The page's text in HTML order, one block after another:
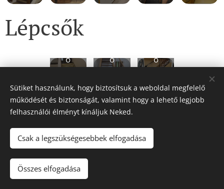
Lépcsők
ő
ssal
ő
rláttal
ő
tás
© 2024 Minden jog fenntartva
Sütiket használunk, hogy biztosítsuk a weboldal megfelelő
működését és biztonságát, valamint hogy a lehető legjobb
felhasználói élményt kínáljuk Neked.
Csak a legszükségesebbek elfogadása
Összes elfogadása